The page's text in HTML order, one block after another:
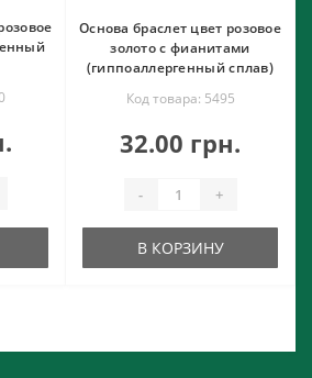
Основа браслет цвет розовое
золото с фианитами
(гиппоаллергенный сплав)
Код товара: 5495
32.00 грн.
- +
В КОРЗИНУ